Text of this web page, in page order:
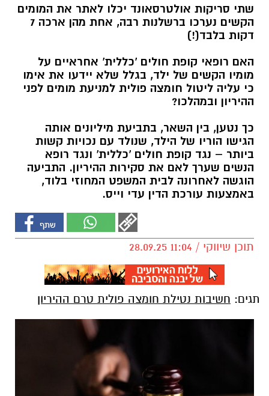
שתי סריקות אולטרסאונד יכלו לאתר את המומים
הקשים נערכו ברשלנות רבה, אחת מהן ארכה 7
דקות בלבד(!)
האם רופאי קופת חולים 'כללית' אחראיים על
מומיו הקשים של ילד, בגלל שלא יידעו את אימו
כי עליה ליטול חומצה פולית למניעת מומים לפני
ההיריון ובמהלכו?
כך נטען, בין השאר, בתביעת מיליונים אותה
הגישו הוריו של הילד, שנולד עם נכויות קשות
ביותר – נגד קופת חולים 'כללית' ונגד רופא
הנשים שערך לאם את סקירות ההיריון. התביעה
הוגשה לאחרונה לבית המשפט המחוזי בלוד,
באמצעות עורכת הדין עדי וייס.
תוכן שיווקי / 11:04 28.09.25
תגים: חשיבות נטילת חומצה פולית טרם ההיריון